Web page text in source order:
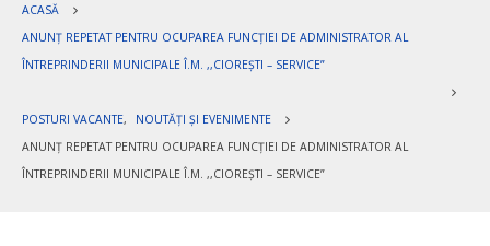
ACASĂ
ANUNȚ REPETAT PENTRU OCUPAREA FUNCȚIEI DE ADMINISTRATOR AL
ÎNTREPRINDERII MUNICIPALE Î.M. ,,CIOREȘTI – SERVICE”
POSTURI VACANTE,
NOUTĂȚI ȘI EVENIMENTE
ANUNȚ REPETAT PENTRU OCUPAREA FUNCȚIEI DE ADMINISTRATOR AL
ÎNTREPRINDERII MUNICIPALE Î.M. ,,CIOREȘTI – SERVICE”